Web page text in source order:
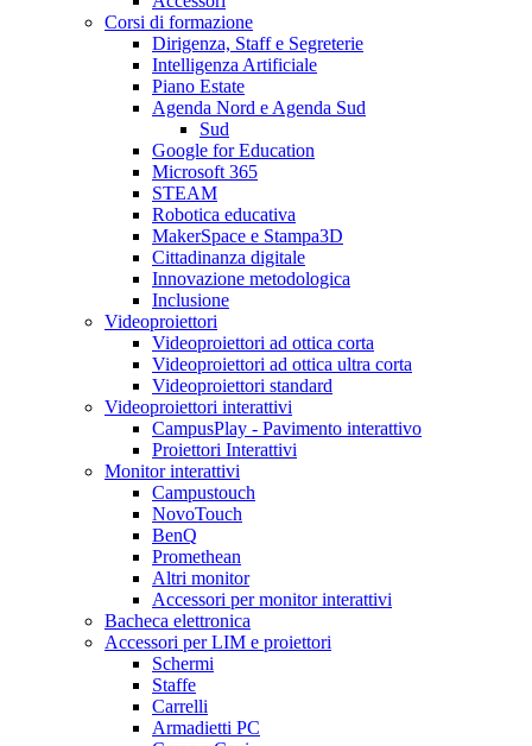
Corsi di formazione
Dirigenza, Staff e Segreterie
Intelligenza Artificiale
Piano Estate
Agenda Nord e Agenda Sud
Sud
Google for Education
Microsoft 365
STEAM
Robotica educativa
MakerSpace e Stampa3D
Cittadinanza digitale
Innovazione metodologica
Inclusione
Videoproiettori
Videoproiettori ad ottica corta
Videoproiettori ad ottica ultra corta
Videoproiettori standard
Videoproiettori interattivi
CampusPlay - Pavimento interattivo
Proiettori Interattivi
Monitor interattivi
Campustouch
NovoTouch
BenQ
Promethean
Altri monitor
Accessori per monitor interattivi
Bacheca elettronica
Accessori per LIM e proiettori
Schermi
Staffe
Carrelli
Armadietti PC